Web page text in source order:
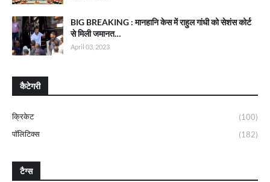
BIG BREAKING : मानहानि केस में राहुल गांधी को सेशंस कोर्ट
से मिली जमानत…
April 03, 2023
कैटेगरी
क्रिकेट
(100)
पॉलिटिक्स
(182)
टैग्स